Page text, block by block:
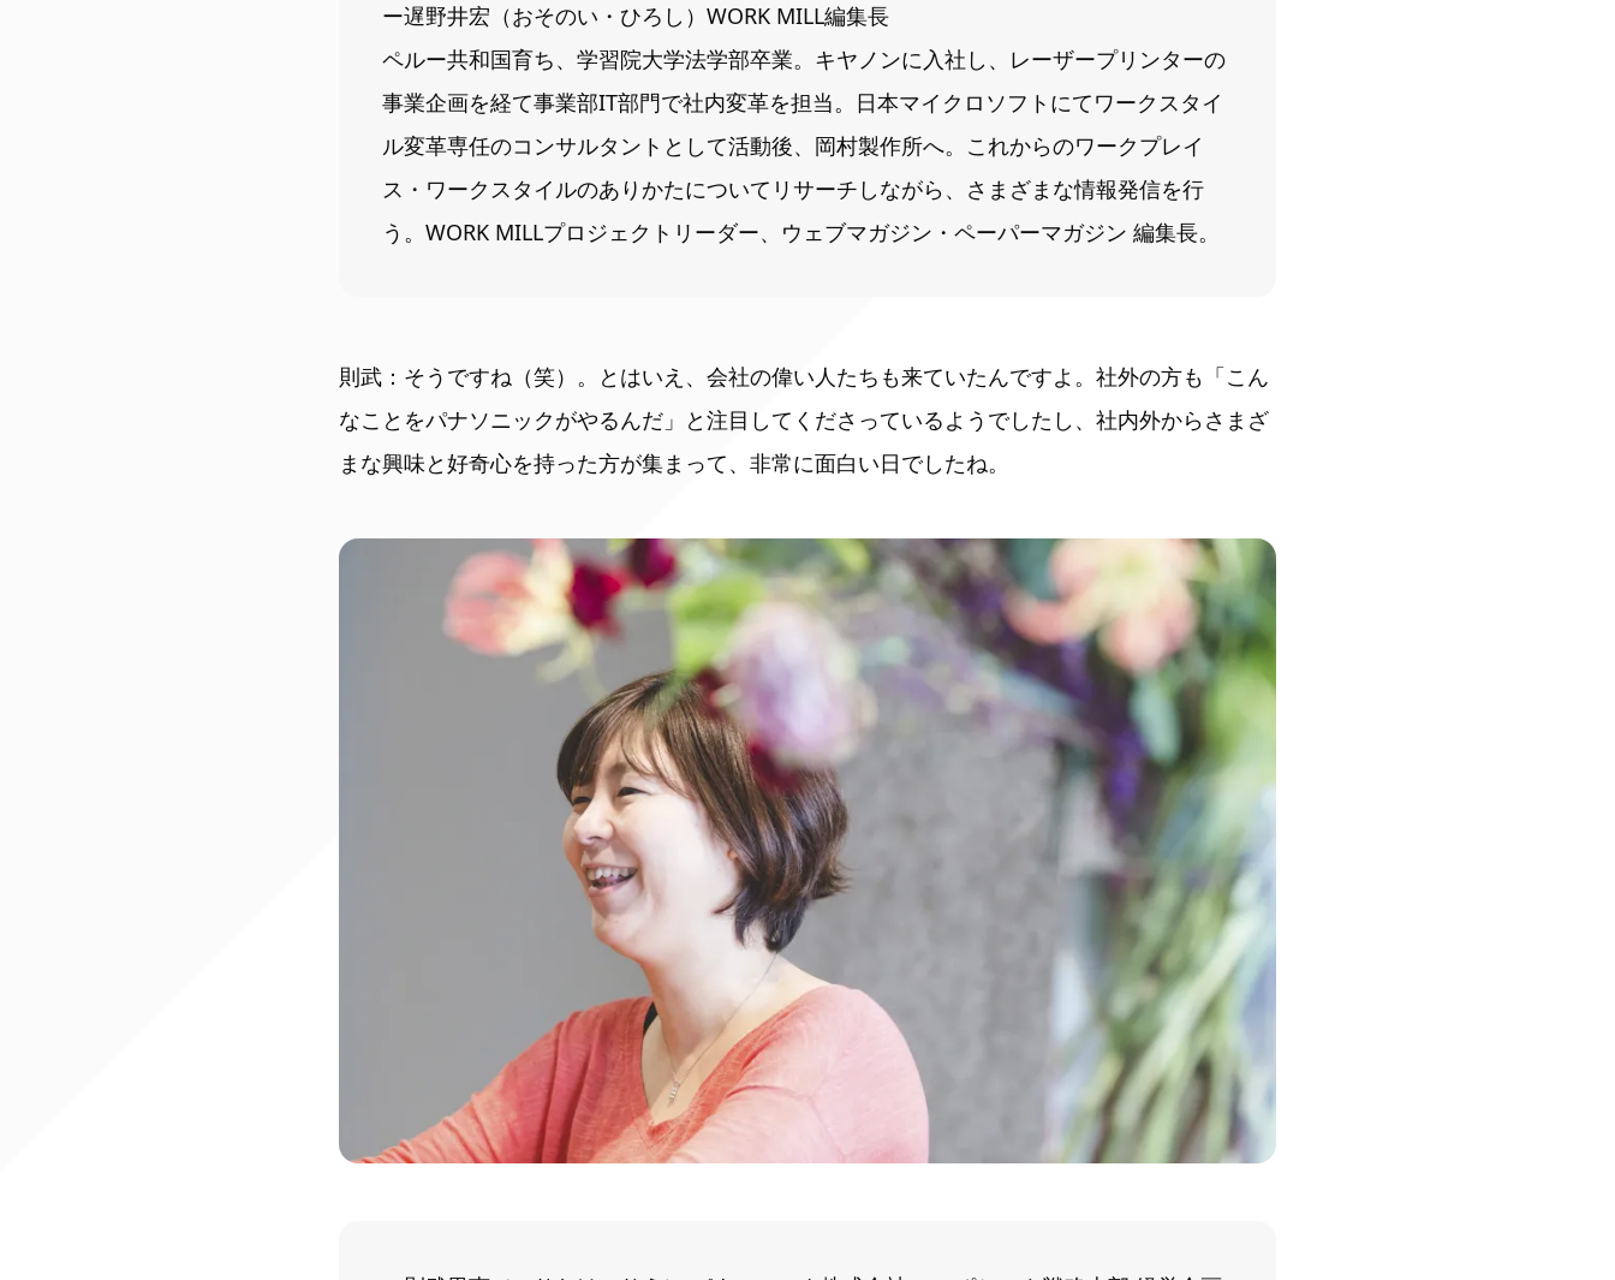
ー遅野井宏（おそのい・ひろし）WORK MILL編集長
ペルー共和国育ち、学習院大学法学部卒業。キヤノンに入社し、レーザープリンターの
事業企画を経て事業部IT部門で社内変革を担当。日本マイクロソフトにてワークスタイ
ル変革専任のコンサルタントとして活動後、岡村製作所へ。これからのワークプレイ
ス・ワークスタイルのありかたについてリサーチしながら、さまざまな情報発信を行
う。WORK MILLプロジェクトリーダー、ウェブマガジン・ペーパーマガジン 編集長。
則武：そうですね（笑）。とはいえ、会社の偉い人たちも来ていたんですよ。社外の方も「こん
なことをパナソニックがやるんだ」と注目してくださっているようでしたし、社内外からさまざ
まな興味と好奇心を持った方が集まって、非常に面白い日でしたね。